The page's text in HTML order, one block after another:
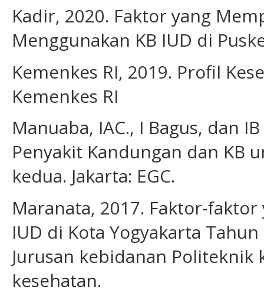
Kadir, 2020. Faktor yang
Menggunakan KB IUD di
Kemenkes RI, 2019. Profil
Kemenkes RI
Manuaba, IAC., I Bagus, dan
Penyakit Kandungan dan KB
kedua. Jakarta: EGC.
Maranata, 2017. Faktor-
IUD di Kota Yogyakarta
Jurusan kebidanan
kesehatan.